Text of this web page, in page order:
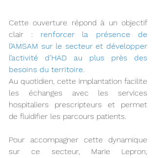
Cette ouverture répond à un objectif
clair : renforcer la présence de
l’AMSAM sur le secteur et développer
l’activité d’HAD au plus près des
besoins du territoire.
Au quotidien, cette implantation facilite
les échanges avec les services
hospitaliers prescripteurs et permet
de fluidifier les parcours patients.
Pour accompagner cette dynamique
sur ce secteur, Marie Lepron,